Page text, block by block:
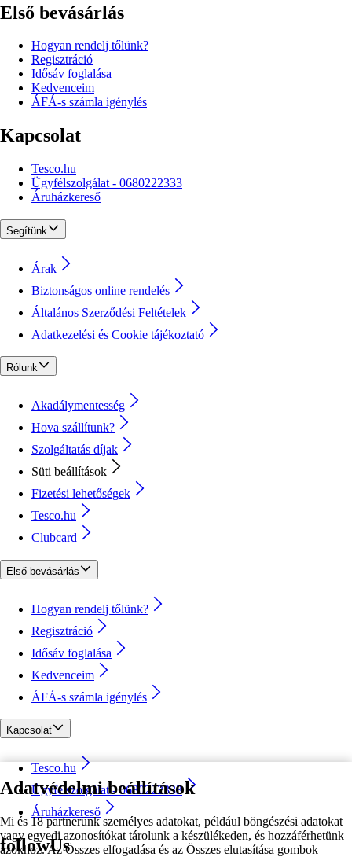
Adatvédelmi beállítások
Mi és 18 partnerünk személyes adatokat, például böngészési adatokat
vagy egyedi azonosítókat tárolunk a készülékeden, és hozzáférhetünk
azokhoz. Az Összes elfogadása és az Összes elutasítása gombok
Első bevásárlás
Hogyan rendelj tőlünk?
Regisztráció
Idősáv foglalása
Kedvenceim
ÁFÁ-s számla igénylés
Kapcsolat
Tesco.hu
Ügyfélszolgálat - 0680222333
Áruházkereső
Segítünk
Árak
Biztonságos online rendelés
Általános Szerződési Feltételek
Adatkezelési és Cookie tájékoztató
Rólunk
Akadálymentesség
Hova szállítunk?
Szolgáltatás díjak
Süti beállítások
Fizetési lehetőségek
Tesco.hu
Clubcard
Első bevásárlás
Hogyan rendelj tőlünk?
Regisztráció
Idősáv foglalása
Kedvenceim
ÁFÁ-s számla igénylés
Kapcsolat
Tesco.hu
Ügyfélszolgálat - 0680222333
Áruházkereső
followUs